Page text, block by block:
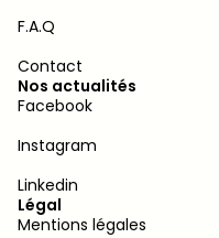
F.A.Q
Contact
Nos actualités
Facebook
Instagram
Linkedin
Légal
Mentions légales